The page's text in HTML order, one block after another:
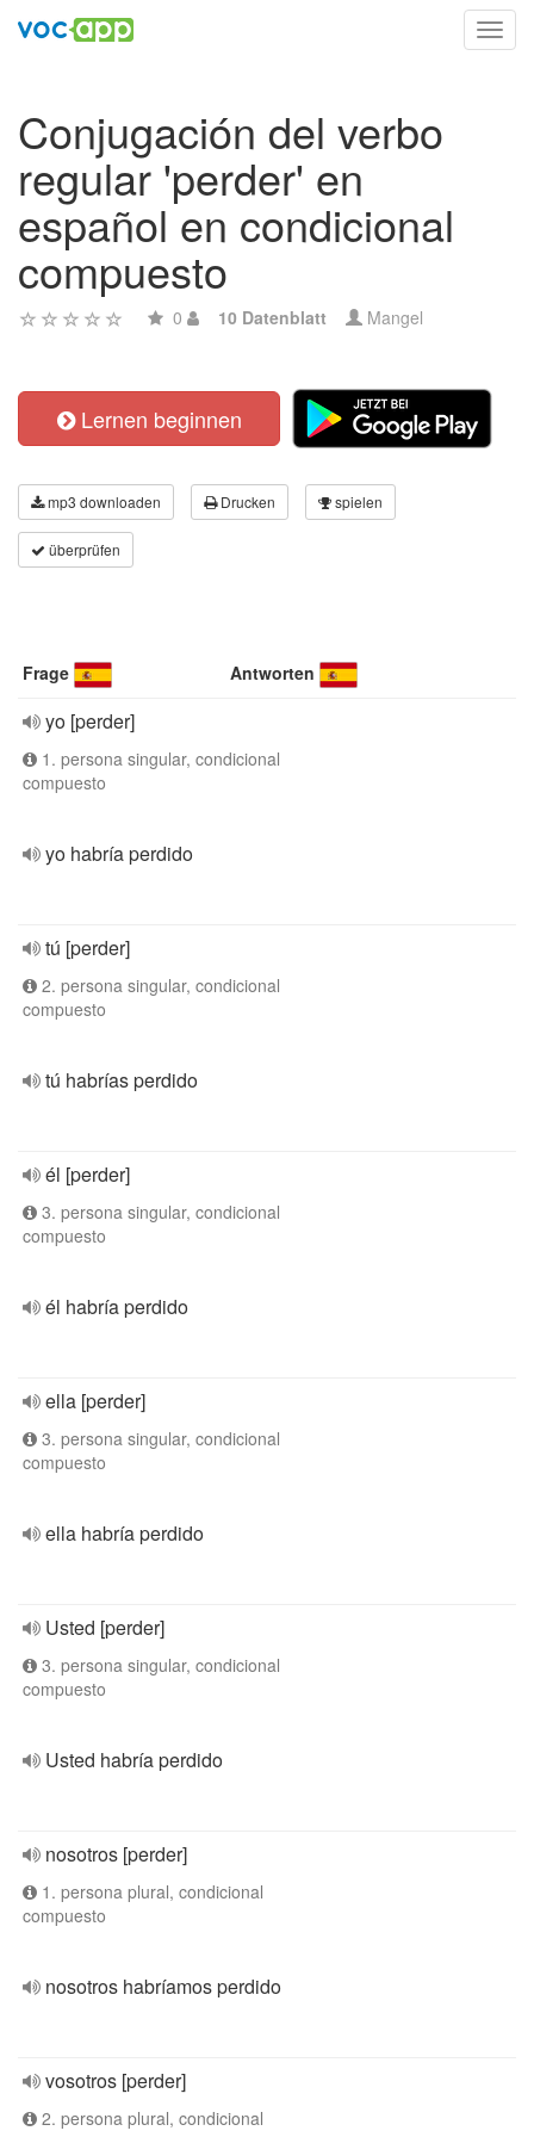
Conjugación del verbo
regular 'perder' en
español en condicional
compuesto
0 10 Datenblatt Mangel
Lernen beginnen
mp3 downloaden Drucken spielen
überprüfen
Frage Antworten
yo [perder]
1. persona singular, condicional
compuesto
yo habría perdido
tú [perder]
2. persona singular, condicional
compuesto
tú habrías perdido
él [perder]
3. persona singular, condicional
compuesto
él habría perdido
ella [perder]
3. persona singular, condicional
compuesto
ella habría perdido
Usted [perder]
3. persona singular, condicional
compuesto
Usted habría perdido
nosotros [perder]
1. persona plural, condicional
compuesto
nosotros habríamos perdido
vosotros [perder]
2. persona plural, condicional